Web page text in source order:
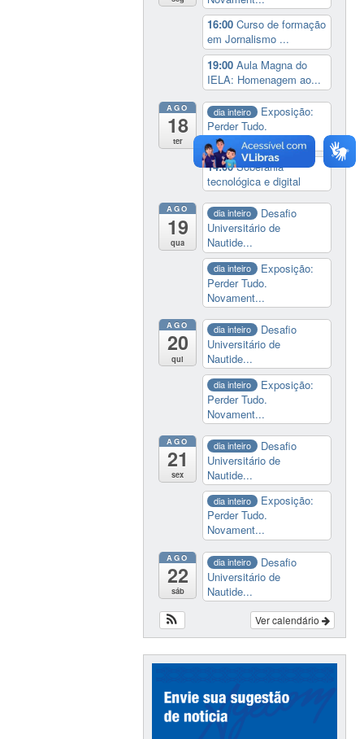
16:00Curso de formação
em Jornalismo ...
19:00Aula Magna do
IELA: Homenagem ao...
AGO
18
ter
dia inteiro
Exposição:
Perder Tudo.
Novament...
14:00Soberania
tecnológica e digital
AGO
19
qua
dia inteiro
Desafio
Universitário de
Nautide...
dia inteiro
Exposição:
Perder Tudo.
Novament...
AGO
20
qui
dia inteiro
Desafio
Universitário de
Nautide...
dia inteiro
Exposição:
Perder Tudo.
Novament...
AGO
21
sex
dia inteiro
Desafio
Universitário de
Nautide...
dia inteiro
Exposição:
Perder Tudo.
Novament...
AGO
22
sáb
dia inteiro
Desafio
Universitário de
Nautide...
Ver calendário